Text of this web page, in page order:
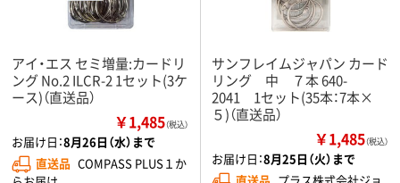
アイ・エス セミ増量:カードリ
ング No.2 ILCR-2 1セット(3ケ
ース)（直送品）
￥1,485（税込）
お届け日：8月26日（水）まで
直送品 COMPASS PLUS１か
サンフレイムジャパン カード
リング 中 ７本 640-
2041 1セット(35本：7本×
５)（直送品）
￥1,485（税込）
お届け日：8月25日（火）まで
直送品 プラス株式会社ジョ